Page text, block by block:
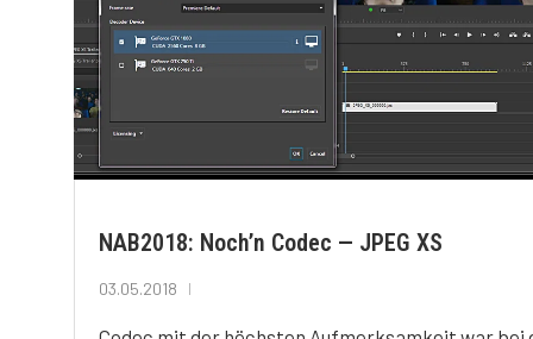
NAB2018: Noch’n Codec — JPEG XS
03.05.2018